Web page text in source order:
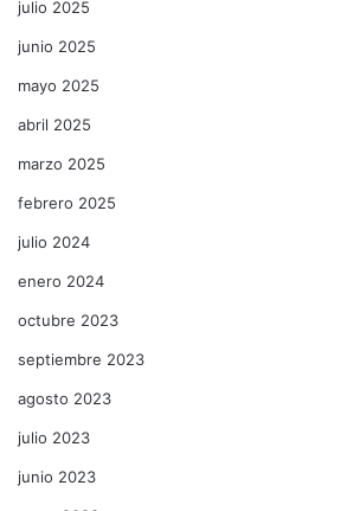
julio 2025
junio 2025
mayo 2025
abril 2025
marzo 2025
febrero 2025
julio 2024
enero 2024
octubre 2023
septiembre 2023
agosto 2023
julio 2023
junio 2023